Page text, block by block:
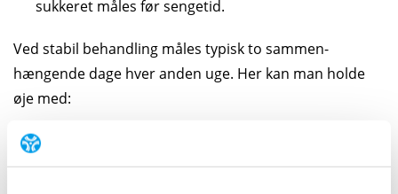
sukkeret måles før senge­tid.
Ved stabil behandling måles typisk to sammen­
hængende dage hver anden uge. Her kan man holde
øje med:
Holder blodsukkeret sig stabilt og inden for det mål­